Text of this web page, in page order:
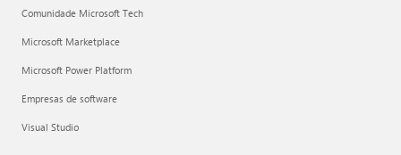
Comunidade Microsoft Tech
Microsoft Marketplace
Microsoft Power Platform
Empresas de software
Visual Studio